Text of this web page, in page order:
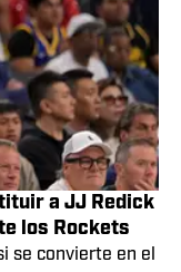
a JJ Redick
los Rockets
se convierte en el